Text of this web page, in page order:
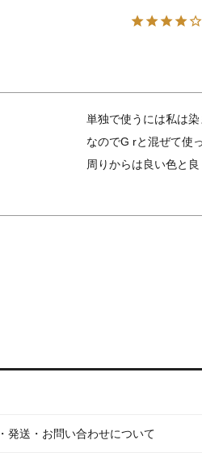
単独で使うには私は
なのでG rと混ぜて使
周りからは良い色と
発送・お問い合わせについて